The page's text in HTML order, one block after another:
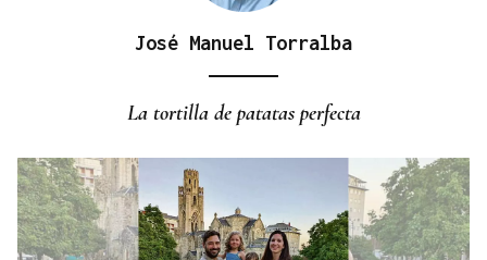
gallega venerando al Apóstol Santiago
José Manuel Torralba
La tortilla de patatas perfecta